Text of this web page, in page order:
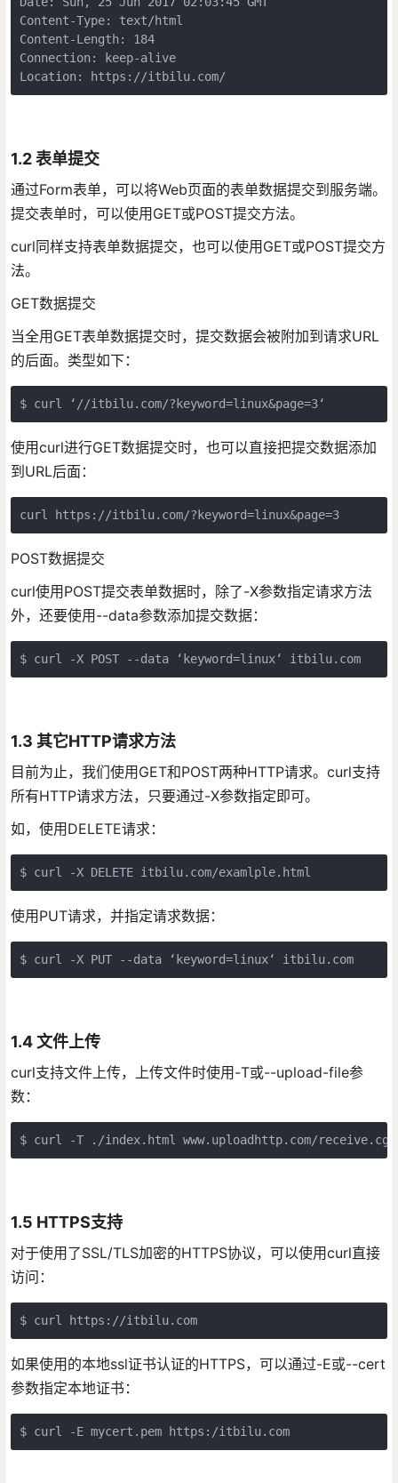
Content-Type: text/html
Content-Length: 184
Connection: keep-alive
Location: https://itbilu.com/
1.2 表单提交
通过Form表单，可以将Web页面的表单数据提交到服务端。
提交表单时，可以使用GET或POST提交方法。
curl同样支持表单数据提交，也可以使用GET或POST提交方
法。
GET数据提交
当全用GET表单数据提交时，提交数据会被附加到请求URL
的后面。类型如下：
$ curl ‘//itbilu.com/?keyword=linux&page=3‘
使用curl进行GET数据提交时，也可以直接把提交数据添加
到URL后面：
curl https://itbilu.com/?keyword=linux&page=3
POST数据提交
curl使用POST提交表单数据时，除了-X参数指定请求方法
外，还要使用--data参数添加提交数据：
$ curl -X POST --data ‘keyword=linux‘ itbilu.com
1.3 其它HTTP请求方法
目前为止，我们使用GET和POST两种HTTP请求。curl支持
所有HTTP请求方法，只要通过-X参数指定即可。
如，使用DELETE请求：
$ curl -X DELETE itbilu.com/examlple.html
使用PUT请求，并指定请求数据：
$ curl -X PUT --data ‘keyword=linux‘ itbilu.com
1.4 文件上传
curl支持文件上传，上传文件时使用-T或--upload-file参
数：
$ curl -T ./index.html www.uploadhttp.com/receive.cgi
1.5 HTTPS支持
对于使用了SSL/TLS加密的HTTPS协议，可以使用curl直接
访问：
$ curl https://itbilu.com
如果使用的本地ssl证书认证的HTTPS，可以通过-E或--cert
参数指定本地证书：
$ curl -E mycert.pem https:/itbilu.com